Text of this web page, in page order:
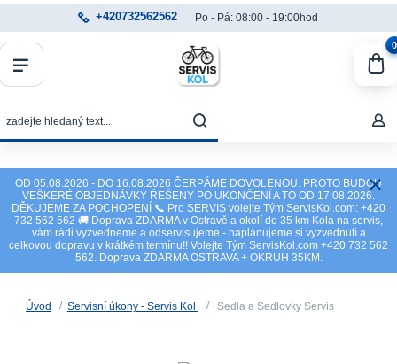
OD 05.08.2026 - DO 16.08.2026 ČERPÁME DOVOLENOU. PROTO BUDOU
VEŠKERÉ OBJEDNÁVKY ŘEŠENY PO UKONČENÍ A TO OD 17.08.2026.
DĚKUJEME ZA POCHOPENÍ 📞 Pro SERVIS volejte Tým ServisKol.com: +420
732 562 562 🚚 Doprava ZDARMA v Ostravě a okolí do 35 km Kola na servis,
vám rádi vyzvedneme a odservisujeme - naplánujeme si vyzvednutí a
celkovou dopravu v krátkém termínu!! Volejte Tým ServisKol.com +420 732 562
562. Doprava ZDARMA OSTRAVA + OKRUH 35KM.
+420732562562 Po - Pá: 08:00 - 19:00hod
0
Úvod Servisní úkony - Servis Kol Sedla a Sedlovky Servis